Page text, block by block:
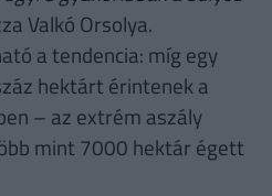
Valkó Orsolya.
a tendencia: míg egy
hektárt érintenek a
– az extrém aszály
mint 7000 hektár égett